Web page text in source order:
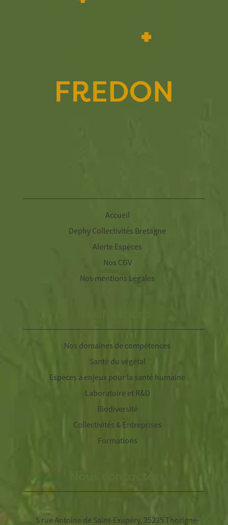
Accueil
Dephy Collectivités Bretagne
Alerte Espèces
Nos CGV
Nos mentions Légales
Nos domaines de compétences
Santé du végétal
Espèces à enjeux pour la santé humaine
Laboratoire et R&D
Biodiversité
Collectivités & Entreprises
Formations
5 rue Antoine de Saint-Exupéry, 35235 Thorigné-